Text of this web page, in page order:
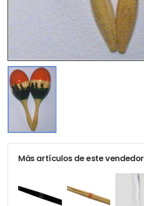
Más artículos de este vendedor